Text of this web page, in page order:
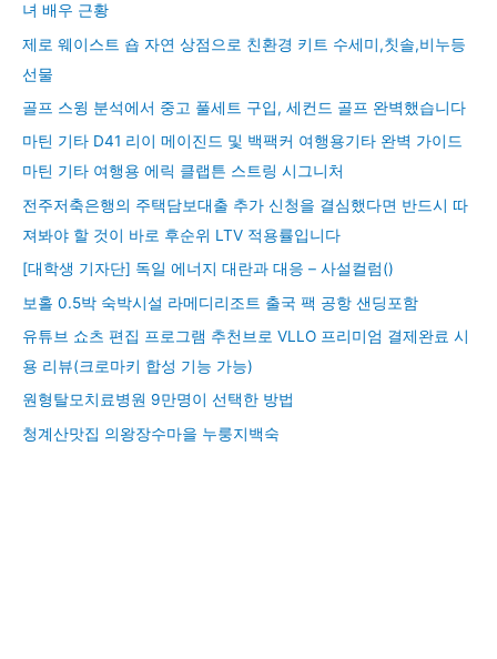
녀 배우 근황
제로 웨이스트 숍 자연 상점으로 친환경 키트 수세미,칫솔,비누등
선물
골프 스윙 분석에서 중고 풀세트 구입, 세컨드 골프 완벽했습니다
마틴 기타 D41 리이 메이진드 및 백팩커 여행용기타 완벽 가이드
마틴 기타 여행용 에릭 클랩튼 스트링 시그니처
전주저축은행의 주택담보대출 추가 신청을 결심했다면 반드시 따
져봐야 할 것이 바로 후순위 LTV 적용률입니다
[대학생 기자단] 독일 에너지 대란과 대응 – 사설컬럼()
보홀 0.5박 숙박시설 라메디리조트 출국 팩 공항 샌딩포함
유튜브 쇼츠 편집 프로그램 추천브로 VLLO 프리미엄 결제완료 시
용 리뷰(크로마키 합성 기능 가능)
원형탈모치료병원 9만명이 선택한 방법
청계산맛집 의왕장수마을 누룽지백숙